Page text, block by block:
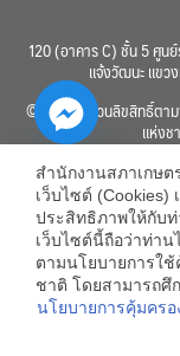
120 (อาคาร C) ชั้น 5 ศูน
แจ้งวัฒนะ แขว
© 2560 สงวนลิขสิทธิ์ตา
แห่ง
สำนักงานสภาเกษ
เว็บไซต์ (Cookies)
ประสิทธิภาพให้กับ
เว็บไซต์นี้ถือว่าท่า
ตามนโยบายการใ
ชาติ โดยสามารถศึ
นโยบายการคุ้มคร
Hide
chaty